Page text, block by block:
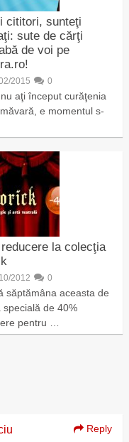
cititori, sunteţi
sute de cărţi
de voi pe
2015 0
aţi început curăţenia
e momentul s-
la colecţia
2012 0
săptămâna aceasta de
specială de 40%
pentru …
Reply